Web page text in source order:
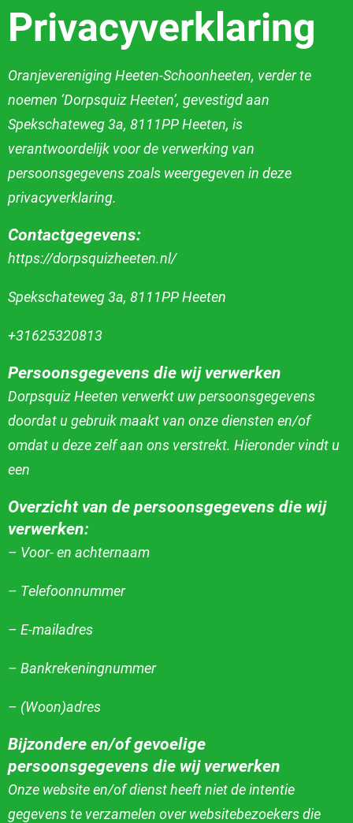
Privacyverklaring
Oranjevereniging Heeten-Schoonheeten, verder te
noemen ‘Dorpsquiz Heeten’, gevestigd aan
Spekschateweg 3a, 8111PP Heeten, is
verantwoordelijk voor de verwerking van
persoonsgegevens zoals weergegeven in deze
privacyverklaring.
Contactgegevens:
https://dorpsquizheeten.nl/
Spekschateweg 3a, 8111PP Heeten
+31625320813
Persoonsgegevens die wij verwerken
Dorpsquiz Heeten verwerkt uw persoonsgegevens
doordat u gebruik maakt van onze diensten en/of
omdat u deze zelf aan ons verstrekt. Hieronder vindt u
een
Overzicht van de persoonsgegevens die wij
verwerken:
– Voor- en achternaam
– Telefoonnummer
– E-mailadres
– Bankrekeningnummer
– (Woon)adres
Bijzondere en/of gevoelige
persoonsgegevens die wij verwerken
Onze website en/of dienst heeft niet de intentie
gegevens te verzamelen over websitebezoekers die